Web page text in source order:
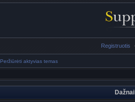
Registruotis
Peržiūrėti aktyvias temas